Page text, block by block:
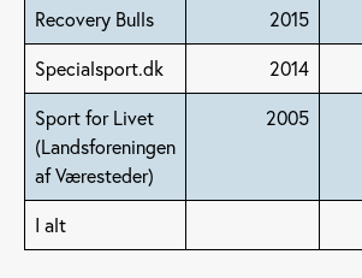
Recovery Bulls
2015
Specialsport.dk
2014
Sport for Livet
(Landsforeningen
af Væresteder)
2005
I alt